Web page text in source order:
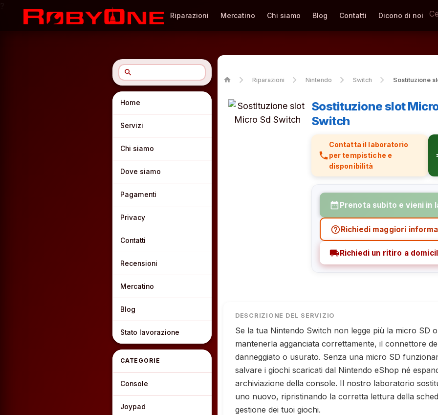
Riparazioni Mercatino Chi siamo Blog Contatti Dicono di noi
search
Home
Servizi
Chi siamo
Dove siamo
Pagamenti
Privacy
Contatti
Recensioni
Mercatino
Blog
Stato lavorazione
CATEGORIE
Console
Joypad
home Riparazioni Nintendo Switch Sostituzione
Sostituzione slot
Switch
phone
Contatta il laboratorio
per tempistiche e
disponibilità
help_outlineRichiedi maggiori
date_range Prenota subito e vieni in
local_shippingRichiedi un ritiro a
DESCRIZIONE DEL SERVIZIO
Se la tua Nintendo Switch non legge più la micro SD
mantenerla agganciata correttamente, il connettore
danneggiato o usurato. Senza una micro SD
salvare i giochi scaricati dal Nintendo eShop né
archiviazione della console. Il nostro laboratorio
uno nuovo, ripristinando la corretta lettura della
gestione dei tuoi giochi.